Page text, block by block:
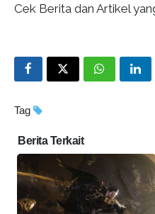
Cek Berita dan Artikel
Tag
Berita Terkait